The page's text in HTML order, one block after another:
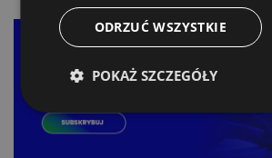
ODRZUĆ WSZYSTKIE
POKAŻ SZCZEGÓŁY